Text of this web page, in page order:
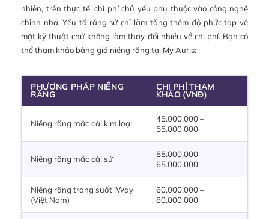
nhiên, trên thực tế, chi phí chủ yếu phụ thuộc vào công nghệ
chỉnh nha. Yếu tố răng sứ chỉ làm tăng thêm độ phức tạp về
mặt kỹ thuật chứ không làm thay đổi nhiều về chi phí. Bạn có
thể tham khảo bảng giá niềng răng tại My Auris:
PHƯƠNG PHÁP NIỀNG
RĂNG
CHI PHÍ THAM
KHẢO (VNĐ)
Niềng răng mắc cài kim loại
45.000.000 –
55.000.000
Niềng răng mắc cài sứ
55.000.000 –
65.000.000
Niềng răng trong suốt iWay
(Việt Nam)
60.000.000 –
80.000.000